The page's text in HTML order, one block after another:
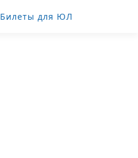
Билеты для ЮЛ